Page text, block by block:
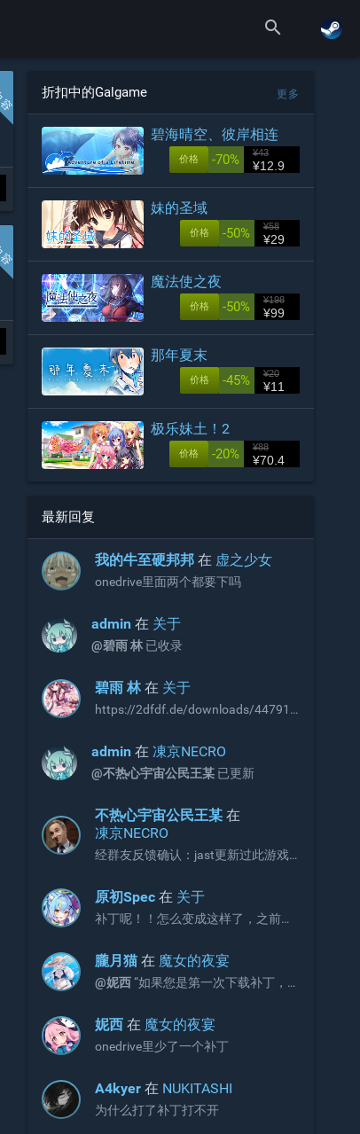
search
折扣中的Galgame 更多
碧海晴空、彼岸相连
-70% ¥43
¥12.9
价格
妹的圣域
-50% ¥58
¥29
价格
魔法使之夜
-50% ¥198
¥99
价格
那年夏末
-45% ¥20
¥11
价格
极乐妹土！2
-20% ¥88
¥70.4
价格
最新回复
󠀡󠀡我的牛至硬邦邦 在 虚之少女
onedrive里面两个都要下吗
admin 在 关于
@碧雨 林 已收录
碧雨 林 在 关于
https://2dfdf.de/downloads/44791
R18补丁，无需积分即可下载，站长
可以考虑收录
admin 在凍京NECRO
@不热心宇宙公民王某 已更新
不热心宇宙公民王某 在
凍京NECRO
经群友反馈确认：jast更新过此游戏
的问题。 V3版本补丁官方链接如下，
请更新官网链接与onedrive文件：
https://jaststore.com/zh...
原初Spec 在 关于
补丁呢！！怎么变成这样了，之前不
朧月猫 在 魔女的夜宴
@妮西“如果您是第一次下载补丁，
额外下载增益更新补丁。”
妮西 在 魔女的夜宴
onedrive里少了一个补丁
A4kyer 在 NUKITASHI
为什么打了补丁打不开